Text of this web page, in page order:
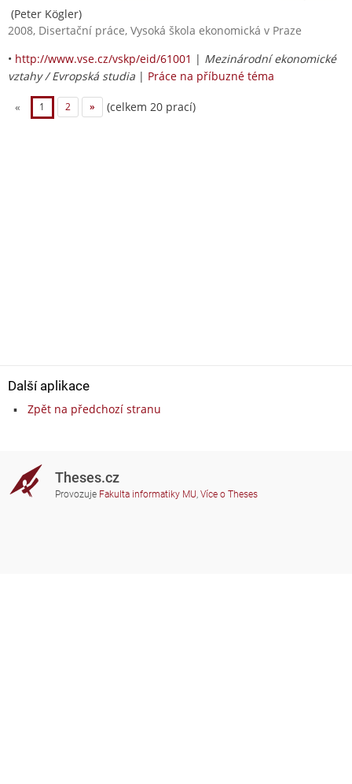
(Peter Kögler)
2008, Disertační práce, Vysoká škola ekonomická v Praze
• http://www.vse.cz/vskp/eid/61001 | Mezinárodní ekonomické
vztahy / Evropská studia | Práce na příbuzné téma
« 1 2 » (celkem 20 prací)
Další aplikace
Zpět na předchozí stranu
Theses.cz
Provozuje Fakulta informatiky MU, Více o Theses